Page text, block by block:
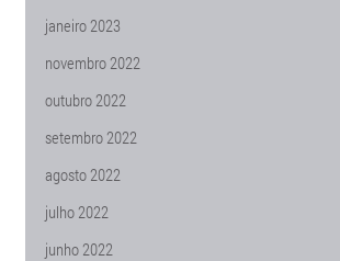
janeiro 2023
novembro 2022
outubro 2022
setembro 2022
agosto 2022
julho 2022
junho 2022